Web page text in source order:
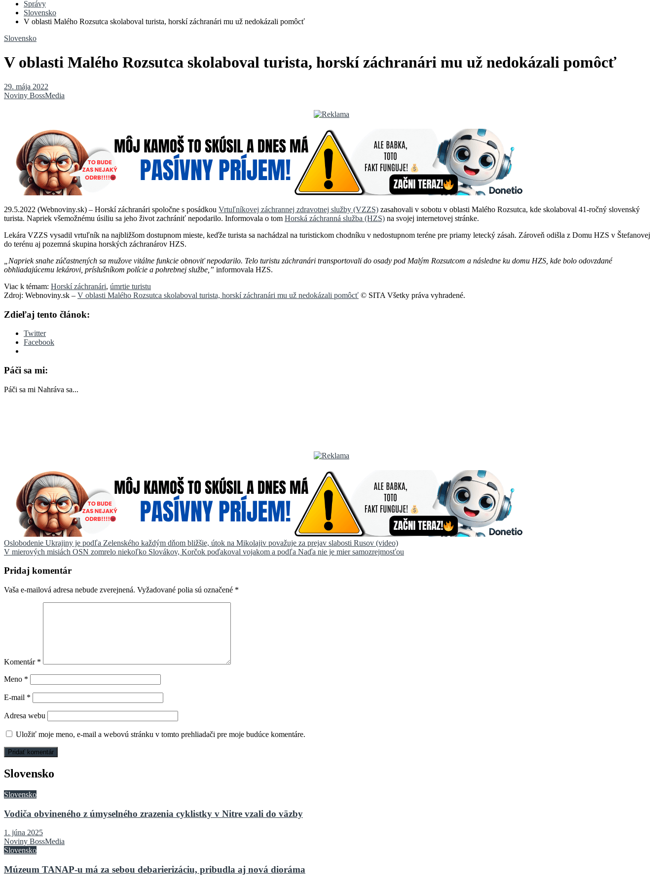
Správy
Slovensko
V oblasti Malého Rozsutca skolaboval turista, horskí záchranári mu už nedokázali pomôcť
Slovensko
V oblasti Malého Rozsutca skolaboval turista, horskí záchranári mu už nedokázali pomôcť
29. mája 2022
Noviny BossMedia
29.5.2022 (Webnoviny.sk) – Horskí záchranári spoločne s posádkou Vrtuľníkovej záchrannej zdravotnej služby (VZZS) zasahovali v sobotu v oblasti Malého Rozsutca, kde skolaboval 41-ročný slovenský
turista. Napriek všemožnému úsiliu sa jeho život zachrániť nepodarilo. Informovala o tom Horská záchranná služba (HZS) na svojej internetovej stránke.
Lekára VZZS vysadil vrtuľník na najbližšom dostupnom mieste, keďže turista sa nachádzal na turistickom chodníku v nedostupnom teréne pre priamy letecký zásah. Zároveň odišla z Domu HZS v Štefanovej
do terénu aj pozemná skupina horských záchranárov HZS.
„Napriek snahe zúčastnených sa mužove vitálne funkcie obnoviť nepodarilo. Telo turistu záchranári transportovali do osady pod Malým Rozsutcom a následne ku domu HZS, kde bolo odovzdané
obhliadajúcemu lekárovi, príslušníkom polície a pohrebnej službe,” informovala HZS.
Viac k témam: Horskí záchranári, úmrtie turistu
Zdroj: Webnoviny.sk – V oblasti Malého Rozsutca skolaboval turista, horskí záchranári mu už nedokázali pomôcť © SITA Všetky práva vyhradené.
Zdieľaj tento článok:
Twitter
Facebook
Páči sa mi:
Páči sa mi Nahráva sa...
Navigácia
v
článku
Oslobodenie Ukrajiny je podľa Zelenského každým dňom bližšie, útok na Mikolajiv považuje za prejav slabosti Rusov (video)
V mierových misiách OSN zomrelo niekoľko Slovákov, Korčok poďakoval vojakom a podľa Naďa nie je mier samozrejmosťou
Pridaj komentár
Vaša e-mailová adresa nebude zverejnená. Vyžadované polia sú označené *
Komentár *
Meno *
E-mail *
Adresa webu
Uložiť moje meno, e-mail a webovú stránku v tomto prehliadači pre moje budúce komentáre.
Slovensko
Slovensko
Vodiča obvineného z úmyselného zrazenia cyklistky v Nitre vzali do väzby
1. júna 2025
Noviny BossMedia
Slovensko
Múzeum TANAP-u má za sebou debarierizáciu, pribudla aj nová dioráma